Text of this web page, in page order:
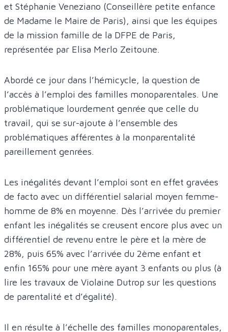
et Stéphanie Veneziano (Conseillère petite enfance
de Madame le Maire de Paris), ainsi que les équipes
de la mission famille de la DFPE de Paris,
représentée par Elisa Merlo Zeitoune.
Abordé ce jour dans l’hémicycle, la question de
l’accès à l’emploi des familles monoparentales. Une
problématique lourdement genrée que celle du
travail, qui se sur-ajoute à l’ensemble des
problématiques afférentes à la monparentalité
pareillement genrées.
Les inégalités devant l’emploi sont en effet gravées
de facto avec un différentiel salarial moyen femme-
homme de 8% en moyenne. Dès l’arrivée du premier
enfant les inégalités se creusent encore plus avec un
différentiel de revenu entre le père et la mère de
28%, puis 65% avec l’arrivée du 2ème enfant et
enfin 165% pour une mère ayant 3 enfants ou plus (à
lire les travaux de Violaine Dutrop sur les questions
de parentalité et d’égalité).
Il en résulte à l’échelle des familles monoparentales,